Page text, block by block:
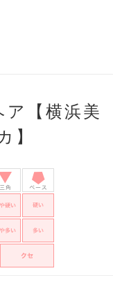
【横浜美
】